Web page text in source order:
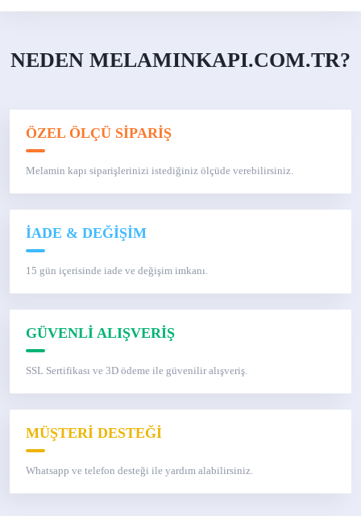
NEDEN MELAMINKAPI.COM.TR?
ÖZEL ÖLÇÜ SİPARİŞ
Melamin kapı siparişlerinizi istediğiniz ölçüde verebilirsiniz.
İADE & DEĞİŞİM
15 gün içerisinde iade ve değişim imkanı.
GÜVENLİ ALIŞVERİŞ
SSL Sertifikası ve 3D ödeme ile güvenilir alışveriş.
MÜŞTERİ DESTEĞİ
Whatsapp ve telefon desteği ile yardım alabilirsiniz.